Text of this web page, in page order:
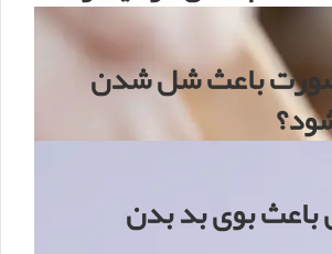
باعث شل شدن
باعث بوی بد بدن